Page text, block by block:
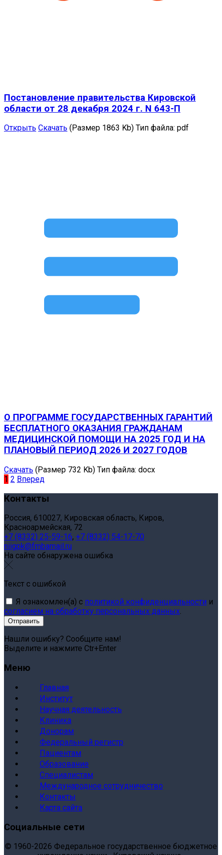
Постановление правительства Кировской
области от 28 декабря 2024 г. N 643-П
Открыть Скачать (Размер 1863 Kb) Тип файла: pdf
О ПРОГРАММЕ ГОСУДАРСТВЕННЫХ ГАРАНТИЙ
БЕСПЛАТНОГО ОКАЗАНИЯ ГРАЖДАНАМ
МЕДИЦИНСКОЙ ПОМОЩИ НА 2025 ГОД И НА
ПЛАНОВЫЙ ПЕРИОД 2026 И 2027 ГОДОВ
Скачать (Размер 732 Kb) Тип файла: docx
1 2 Вперед
Контакты
Россия, 610027, Кировская область, Киров,
Красноармейская, 72
+7 (8332) 25-59-16, +7 (8332) 54-17-70
niigpk@fmbamail.ru
На сайте обнаружена ошибка
Текст с ошибкой
Я ознакомлен(а) с политикой конфиденциальности и
согласием на обработку персональных данных.
Нашли ошибку? Сообщите нам!
Выделите и нажмите Ctr+Enter
Меню
Главная
Институт
Научная деятельность
Клиника
Донорам
Федеральный регистр
Пациентам
Образование
Специалистам
Международное сотрудничество
Контакты
Карта сайта
Социальные сети
© 1960-2026 Федеральное государственное бюджетное